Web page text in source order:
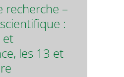
recherche –
:
et
les 13 et